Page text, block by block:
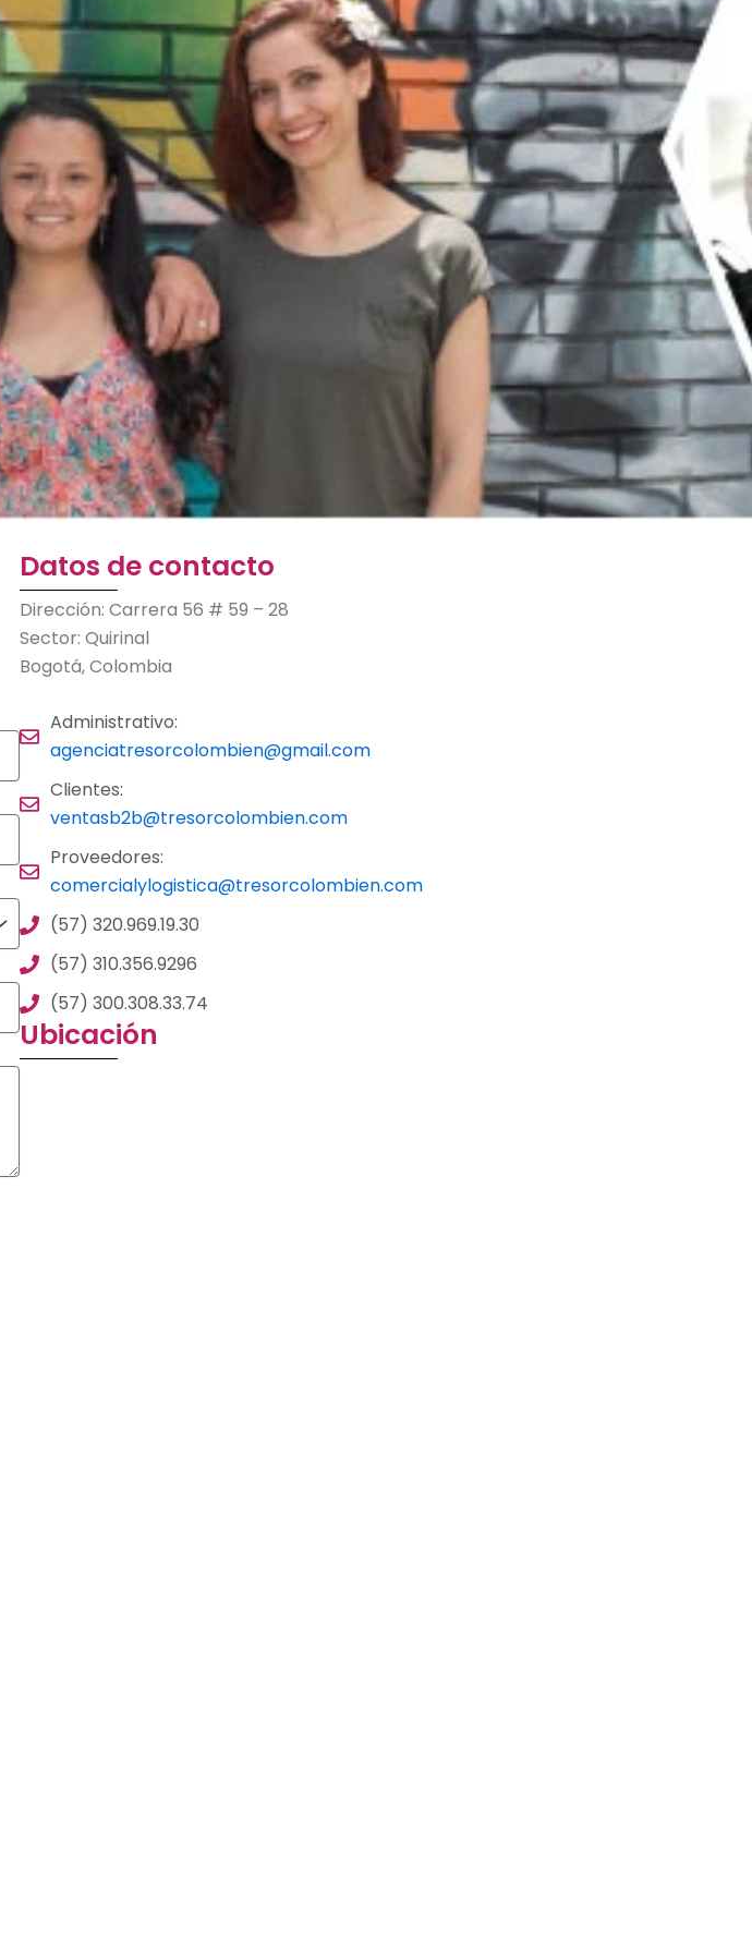
Datos de contacto
Dirección: Carrera 56 # 59 – 28
Sector: Quirinal
Bogotá, Colombia
Administrativo:
agenciatresorcolombien@gmail.com
Clientes:
ventasb2b@tresorcolombien.com
Proveedores:
comercialylogistica@tresorcolombien.com
(57) 320.969.19.30
(57) 310.356.9296
(57) 300.308.33.74
Ubicación